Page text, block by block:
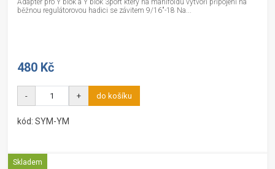
Adaptér pro Y blok a Y blok 3port který na manifoldu vytvoří připojení na
běžnou regulátorovou hadici se závitem 9/16"-18 Na...
480 Kč
- + do košíku
kód: SYM-YM
Skladem